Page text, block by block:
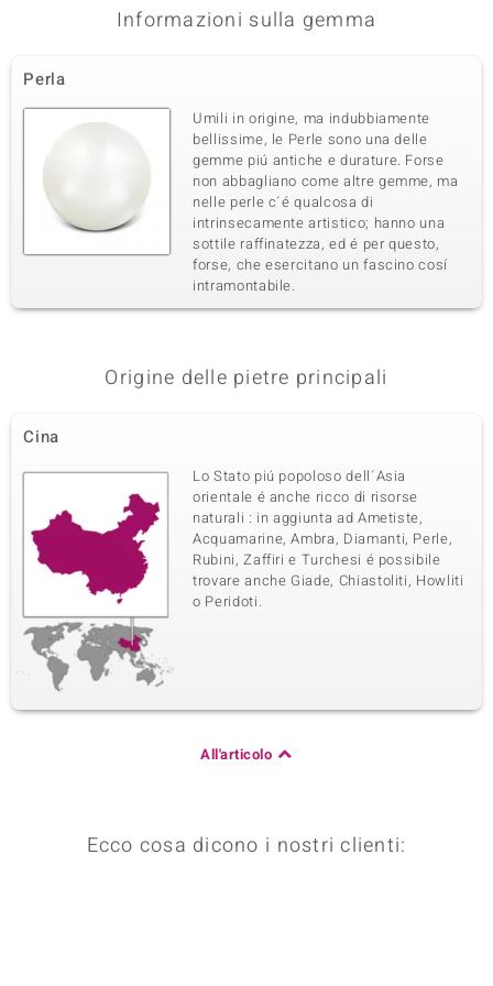
Quinta pietra preziosa
Somma del peso in carati
0,975 ct Perlina rotonda
Stati Uniti d'America
Informazioni sulla gemma
Perla
Umili in origine, ma indubbiamente
bellissime, le Perle sono una delle
gemme piú antiche e durature. Forse
non abbagliano come altre gemme, ma
nelle perle c´é qualcosa di
intrinsecamente artistico; hanno una
sottile raffinatezza, ed é per questo,
forse, che esercitano un fascino cosí
intramontabile.
Origine delle pietre principali
Cina
Lo Stato piú popoloso dell´Asia
orientale é anche ricco di risorse
naturali : in aggiunta ad Ametiste,
Acquamarine, Ambra, Diamanti, Perle,
Rubini, Zaffiri e Turchesi é possibile
trovare anche Giade, Chiastoliti, Howliti
o Peridoti.
All'articolo
Ecco cosa dicono i nostri clienti: